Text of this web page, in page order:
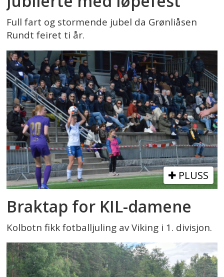
Full fart og stormende jubel da Grønliåsen
Rundt feiret ti år.
PLUSS
Braktap for KIL-damene
Kolbotn fikk fotballjuling av Viking i 1. divisjon.